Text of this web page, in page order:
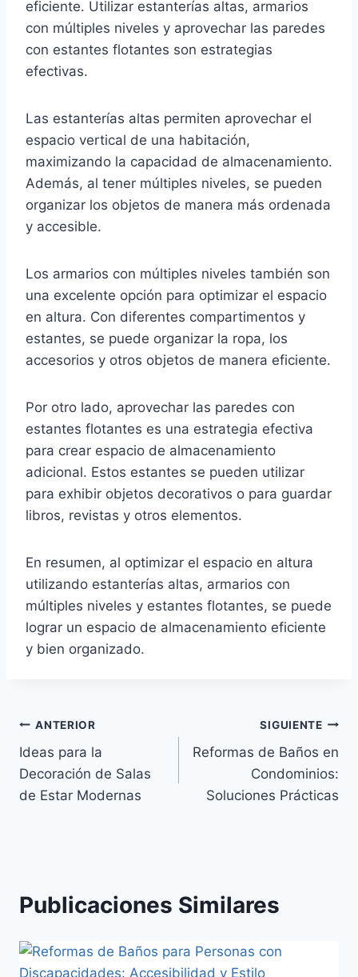
eficiente. Utilizar estanterías altas, armarios
con múltiples niveles y aprovechar las paredes
con estantes flotantes son estrategias
efectivas.
Las estanterías altas permiten aprovechar el
espacio vertical de una habitación,
maximizando la capacidad de almacenamiento.
Además, al tener múltiples niveles, se pueden
organizar los objetos de manera más ordenada
y accesible.
Los armarios con múltiples niveles también son
una excelente opción para optimizar el espacio
en altura. Con diferentes compartimentos y
estantes, se puede organizar la ropa, los
accesorios y otros objetos de manera eficiente.
Por otro lado, aprovechar las paredes con
estantes flotantes es una estrategia efectiva
para crear espacio de almacenamiento
adicional. Estos estantes se pueden utilizar
para exhibir objetos decorativos o para guardar
libros, revistas y otros elementos.
En resumen, al optimizar el espacio en altura
utilizando estanterías altas, armarios con
múltiples niveles y estantes flotantes, se puede
lograr un espacio de almacenamiento eficiente
y bien organizado.
ANTERIOR
Ideas para la
Decoración de Salas
de Estar Modernas
SIGUIENTE
Reformas de Baños en
Condominios:
Soluciones Prácticas
Publicaciones Similares